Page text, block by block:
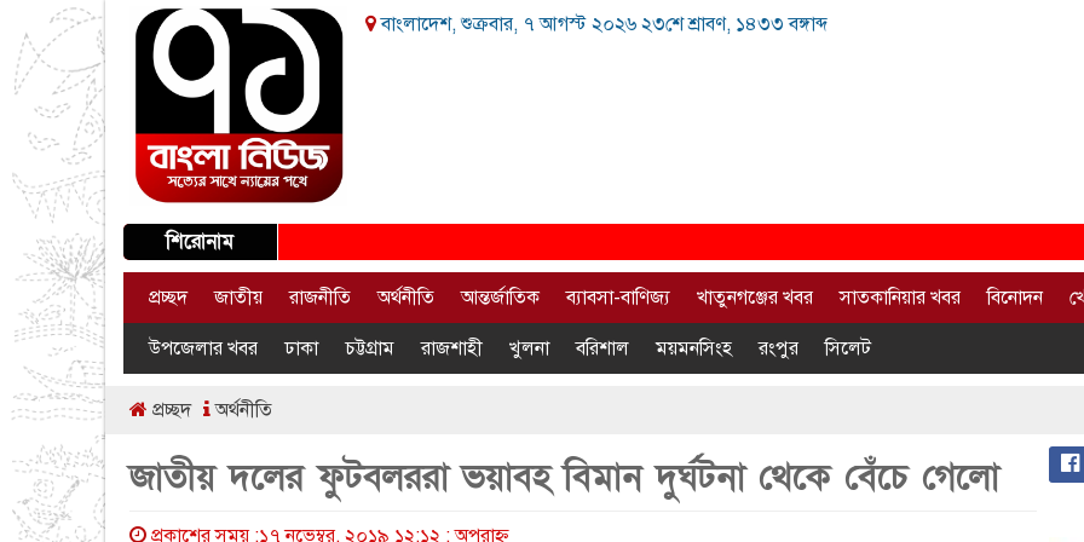
বাংলাদেশ, শুক্রবার, ৭ আগস্ট ২০২৬ ২৩শে শ্রাবণ, ১৪৩৩ বঙ্গাব্দ
শিরোনাম
প্রচ্ছদ জাতীয় রাজনীতি অর্থনীতি আন্তর্জাতিক ব্যাবসা-বাণিজ্য খাতুনগঞ্জের খবর সাতকানিয়ার খবর বিনোদন
উপজেলার খবর ঢাকা চট্টগ্রাম রাজশাহী খুলনা বরিশাল ময়মনসিংহ রংপুর সিলেট
প্রচ্ছদ অর্থনীতি
জাতীয় দলের ফুটবলররা ভয়াবহ বিমান দুর্ঘটনা থেকে বেঁচে গেলো
প্রকাশের সময় :১৭ নভেম্বর, ২০১৯ ১২:১২ : অপরাহ্ণ